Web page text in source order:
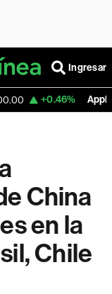
Ingresar
Apple 314.15
China
en la
Chile